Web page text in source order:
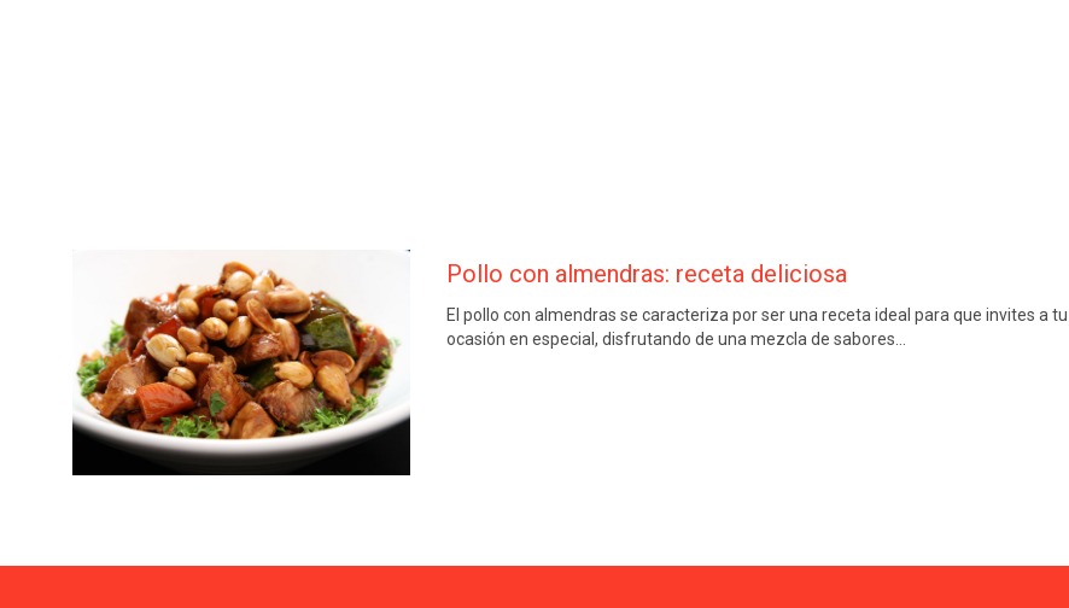
Pollo con almendras: receta deliciosa
El pollo con almendras se caracteriza por ser una receta ideal para que invites a
ocasión en especial, disfrutando de una mezcla de sabores…